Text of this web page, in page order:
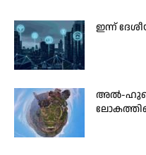
ഇന്ന്
അൽ-